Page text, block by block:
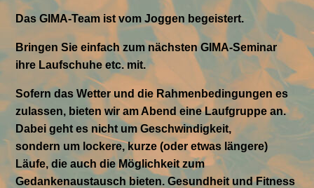
Das GIMA-Team ist vom Joggen begeistert.
Bringen Sie einfach zum nächsten GIMA-Seminar
ihre Laufschuhe etc. mit.
Sofern das Wetter und die Rahmenbedingungen es
zulassen, bieten wir am Abend eine Laufgruppe an.
Dabei geht es nicht um Geschwindigkeit,
sondern um lockere, kurze (oder etwas längere)
Läufe, die auch die Möglichkeit zum
Gedankenaustausch bieten. Gesundheit und Fitness